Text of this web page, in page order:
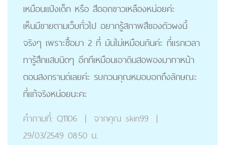
เหมือนแป้งเด็ก หรือ สีออกขาวเหลืองหน่อยค่ะ
เห็นมีขายตามเว็บทั่วไป อยากรู้สภาพสีของตัวผงนี้
จริงๆ เพราะซื้อมา 2 ที่ มันไม่เหมือนกันค่ะ ที่แรกเวลา
ทารู้สึกแสบนิดๆ อีกทีเหมือนเอาดินสอพองมาทาหน้า
ตอนสงกรานต์เลยค่ะ รบกวนคุณหมอบอกถึงลักษณะ
ที่แท้จริงหน่อยนะคะ
คำถามที่: Q1106 | จากคุณ skin99 |
29/03/2549 08:50 น.